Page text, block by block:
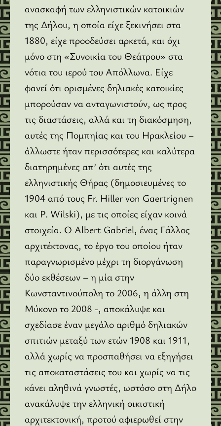
ανασκαφή των ελληνιστικών κατοικιών
της Δήλου, η οποία είχε ξεκινήσει στα
1880, είχε προοδεύσει αρκετά, και όχι
μόνο στη «Συνοικία του Θεάτρου» στα
νότια του ιερού του Απόλλωνα. Είχε
φανεί ότι ορισμένες δηλιακές κατοικίες
μπορούσαν να ανταγωνιστούν, ως προς
τις διαστάσεις, αλλά και τη διακόσμηση,
αυτές της Πομπηίας και του Ηρακλείου –
άλλωστε ήταν περισσότερες και καλύτερα
διατηρημένες απ’ ότι αυτές της
ελληνιστικής Θήρας (δημοσιευμένες το
1904 από τους Fr. Hiller von Gaertrignen
και P. Wilski), με τις οποίες είχαν κοινά
στοιχεία. Ο Albert Gabriel, ένας Γάλλος
αρχιτέκτονας, το έργο του οποίου ήταν
παραγνωρισμένο μέχρι τη διοργάνωση
δύο εκθέσεων – η μία στην
Κωνσταντινούπολη το 2006, η άλλη στη
Μύκονο το 2008 -, αποκάλυψε και
σχεδίασε έναν μεγάλο αριθμό δηλιακών
σπιτιών μεταξύ των ετών 1908 και 1911,
αλλά χωρίς να προσπαθήσει να εξηγήσει
τις αποκαταστάσεις του και χωρίς να τις
κάνει αληθινά γνωστές, ωστόσο στη Δήλο
ανακάλυψε την ελληνική οικιστική
αρχιτεκτονική, προτού αφιερωθεί στην